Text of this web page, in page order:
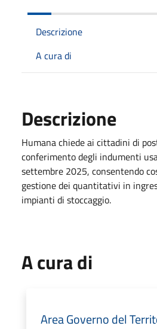
Descrizione
A cura di
Descrizione
Humana chiede ai cittadini di
conferimento degli indumenti
settembre 2025, consentendo
gestione dei quantitativi in
impianti di stoccaggio.
A cura di
Area Governo del